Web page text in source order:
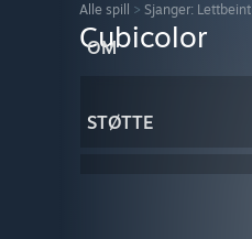
OM
STØTTE
Alle spill > Sjanger: Lettbeint
Cubicolor